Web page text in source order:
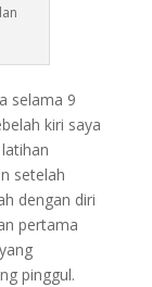
selama 9
kiri saya
setelah
dengan diri
pertama
pinggul.